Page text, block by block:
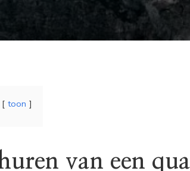
toon
van een